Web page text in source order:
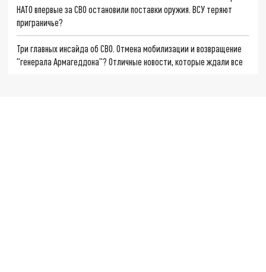
НАТО впервые за СВО остановили поставки оружия. ВСУ теряют
приграничье?
Три главных инсайда об СВО. Отмена мобилизации и возвращение
"генерала Армагеддона"? Отличные новости, которые ждали все